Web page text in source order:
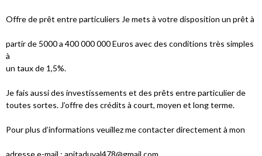
Offre de prêt entre particuliers Je mets à votre disposition un prêt à
partir de 5000 a 400 000 000 Euros avec des conditions très simples
à
un taux de 1,5%.
Je fais aussi des investissements et des prêts entre particulier de
toutes sortes. J’offre des crédits à court, moyen et long terme.
Pour plus d’informations veuillez me contacter directement à mon
adresse e-mail : anitaduval478@gmail.com